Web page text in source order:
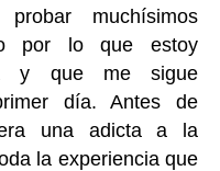
muchísimos
por lo que estoy
y que me sigue
día. Antes de
una adicta a la
la experiencia que